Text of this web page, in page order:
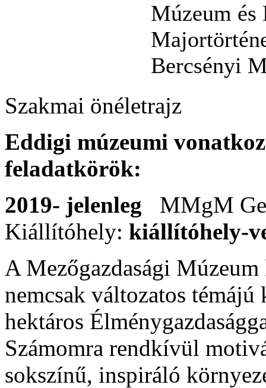
Múzeum
Bercsényi
Szakmai önéletrajz
Eddigi múzeumi
feladatkörök:
2019- jelenleg MMgM
Kiállítóhely: kiállítóhely-
A Mezőgazdasági
nemcsak változatos
hektáros
Számomra rendkívül
sokszínű, inspiráló